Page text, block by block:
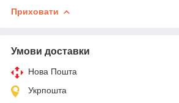
Приховати
Умови доставки
Нова Пошта
Укрпошта